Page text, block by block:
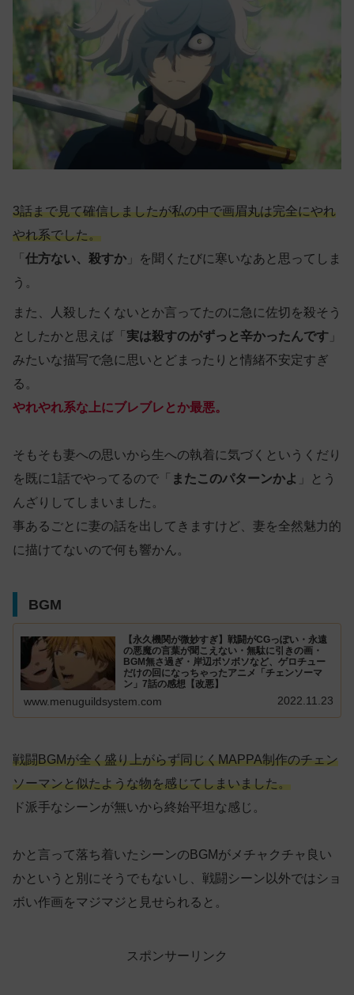
3話まで見て確信しましたが私の中で画眉丸は完全にやれ
やれ系でした。
「 仕方ない、殺すか 」を聞くたびに寒いなあと思ってしま
う。
また、人殺したくないとか言ってたのに急に佐切を殺そう
としたかと思えば「 実は殺すのがずっと辛かったんです 」
みたいな描写で急に思いとどまったりと情緒不安定すぎ
る。
やれやれ系な上にブレブレとか最悪。
そもそも妻への思いから生への執着に気づくというくだり
を既に1話でやってるので「 またこのパターンかよ 」とう
んざりしてしまいました。
事あるごとに妻の話を出してきますけど、妻を全然魅力的
に描けてないので何も響かん。
BGM
【永久機関が微妙すぎ】戦闘がCGっぽい・永遠
の悪魔の言葉が聞こえない・無駄に引きの画・
BGM無さ過ぎ・岸辺ボソボソなど、ゲロチュー
だけの回になっちゃったアニメ「チェンソーマ
ン」7話の感想【改悪】
www.menuguildsystem.com 2022.11.23
戦闘BGMが全く盛り上がらず同じくMAPPA制作のチェン
ソーマンと似たような物を感じてしまいました。
ド派手なシーンが無いから終始平坦な感じ。
かと言って落ち着いたシーンのBGMがメチャクチャ良い
かというと別にそうでもないし、戦闘シーン以外ではショ
ボい作画をマジマジと見せられると。
スポンサーリンク